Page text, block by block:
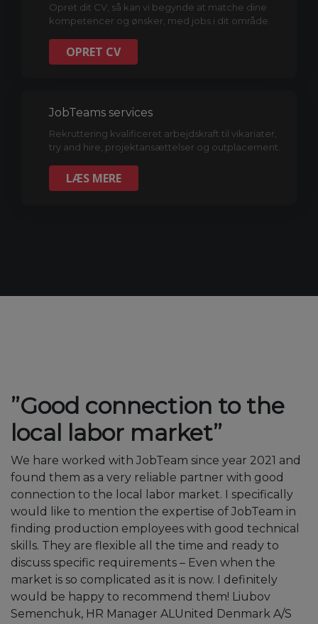
Opret dit CV, så kan vi begynde at matche dine
kompetencer og ønsker, med jobs i dit område.
OPRET CV
JobTeams services
Rekruttering kvalificeret arbejdskraft til vikariater,
try and hire, projektansættelser og outplacement.
LÆS MERE
”Good connection to the
local labor market”
We hare worked with JobTeam since year 2021 and
found them as a very reliable partner with good
connection to the local labor market. I specifically
would like to mention the expertise of JobTeam in
finding production employees with good technical
skills. They are flexible all the time and ready to
discuss specific requirements – Even when the
market is so complicated as it is now. I definitely
would be happy to recommend them! Liubov
Semenchuk, HR Manager ALUnited Denmark A/S